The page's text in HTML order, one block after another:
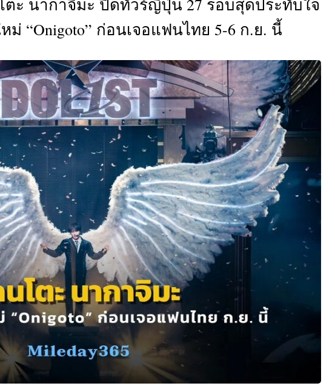
&
DEAL
ตะ นากาจิมะ ปิดทัวร์ญี่ปุ่น 27 รอบสุดประทับใจ
ม่ “Onigoto” ก่อนเจอแฟนไทย 5-6 ก.ย. นี้